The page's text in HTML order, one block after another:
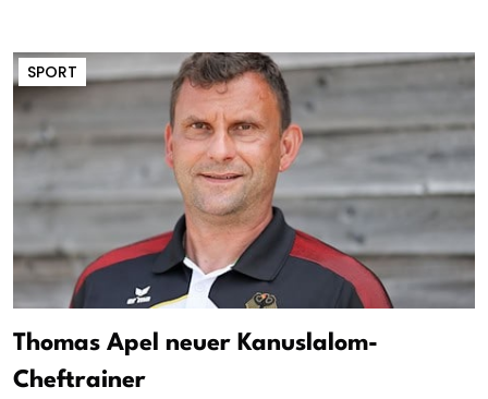
SPORT
Thomas Apel neuer Kanuslalom-
Cheftrainer